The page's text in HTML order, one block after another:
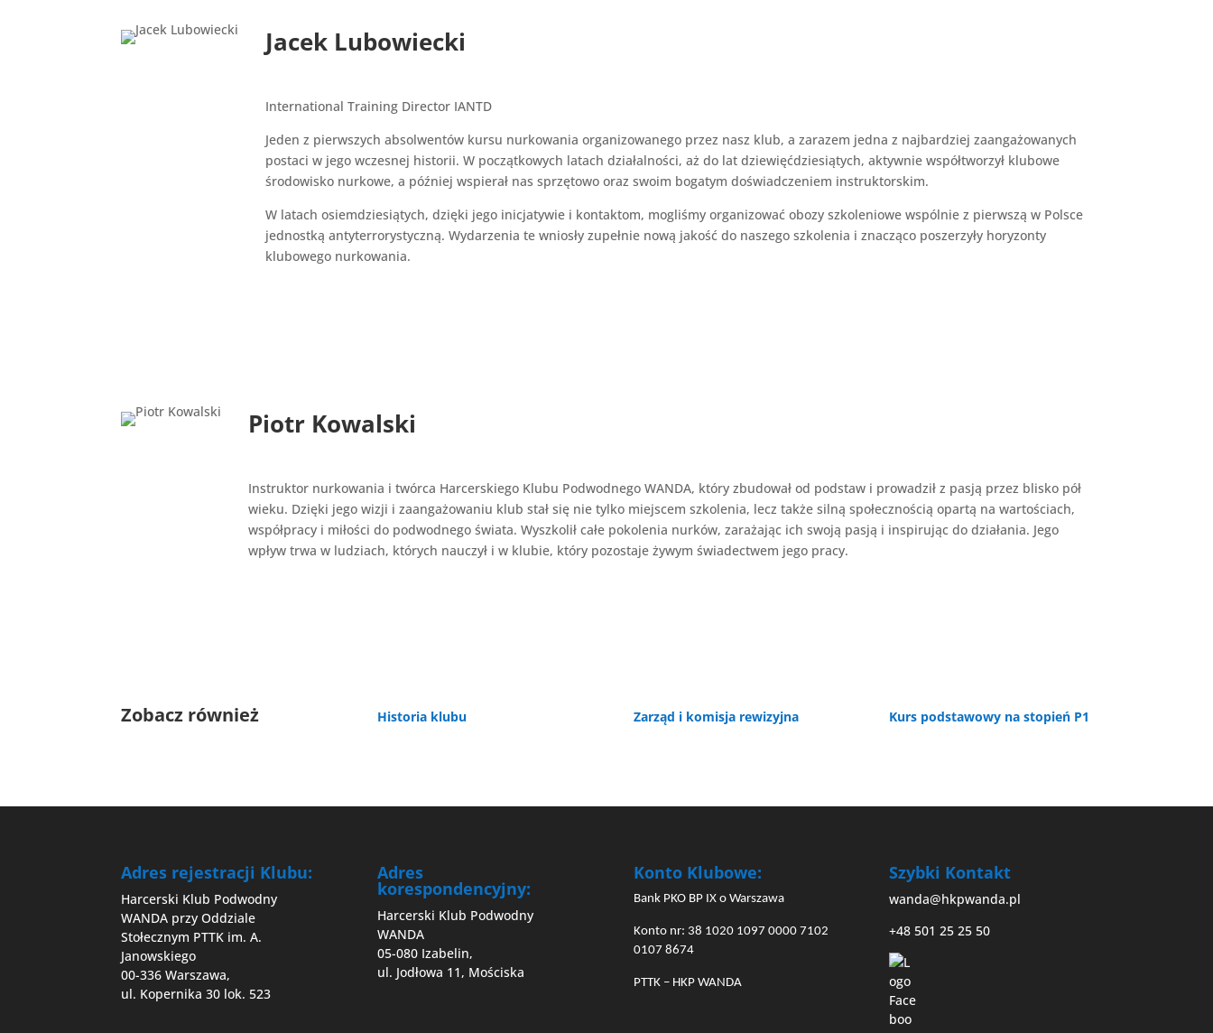
Jacek Lubowiecki
International Training Director IANTD
Jeden z pierwszych absolwentów kursu nurkowania organizowanego przez nasz klub, a zarazem jedna z najbardziej zaangażowanych
postaci w jego wczesnej historii. W początkowych latach działalności, aż do lat dziewięćdziesiątych, aktywnie współtworzył klubowe
środowisko nurkowe, a później wspierał nas sprzętowo oraz swoim bogatym doświadczeniem instruktorskim.
W latach osiemdziesiątych, dzięki jego inicjatywie i kontaktom, mogliśmy organizować obozy szkoleniowe wspólnie z pierwszą w Polsce
jednostką antyterrorystyczną. Wydarzenia te wniosły zupełnie nową jakość do naszego szkolenia i znacząco poszerzyły horyzonty
klubowego nurkowania.
Piotr Kowalski
Instruktor nurkowania i twórca Harcerskiego Klubu Podwodnego WANDA, który zbudował od podstaw i prowadził z pasją przez blisko pół
wieku. Dzięki jego wizji i zaangażowaniu klub stał się nie tylko miejscem szkolenia, lecz także silną społecznością opartą na wartościach,
współpracy i miłości do podwodnego świata. Wyszkolił całe pokolenia nurków, zarażając ich swoją pasją i inspirując do działania. Jego
wpływ trwa w ludziach, których nauczył i w klubie, który pozostaje żywym świadectwem jego pracy.
Zobacz również Historia klubu Zarząd i komisja rewizyjna Kurs podstawowy na stopień P1
Adres rejestracji Klubu:
Harcerski Klub Podwodny
WANDA przy Oddziale
Stołecznym PTTK im. A.
Janowskiego
00-336 Warszawa,
ul. Kopernika 30 lok. 523
Adres
korespondencyjny:
Harcerski Klub Podwodny
WANDA
05-080 Izabelin,
ul. Jodłowa 11, Mościska
Konto Klubowe:
Bank PKO BP IX o Warszawa
Konto nr: 38 1020 1097 0000 7102
0107 8674
PTTK – HKP WANDA
Szybki Kontakt
wanda@hkpwanda.pl
+48 501 25 25 50